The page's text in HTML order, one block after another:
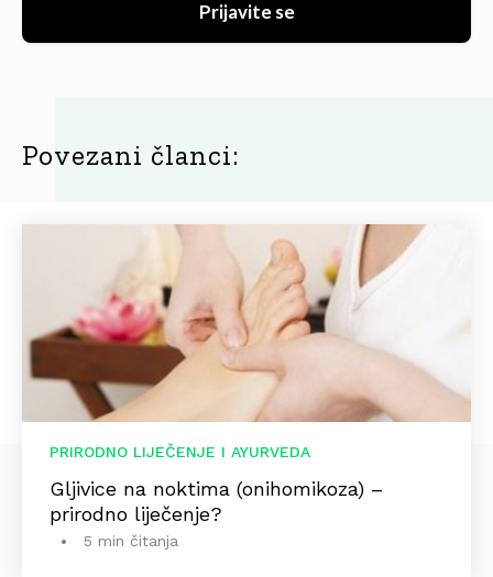
Prijavite se
Povezani članci:
PRIRODNO LIJEČENJE I AYURVEDA
Gljivice na noktima (onihomikoza) –
prirodno liječenje?
5 min čitanja